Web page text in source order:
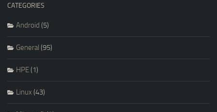
CATEGORIES
Android (5)
General (95)
HPE(1)
Linux (43)